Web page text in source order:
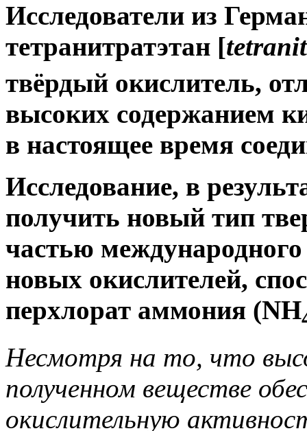
Исследователи из
тетранитратэтан [
твёрдый окислитель,
высоких содержанием
в настоящее время
Исследование, в
получить новый тип
частью
новых окислителей,
перхлорат аммония (NH
Несмотря на то, что
полученном веществе
окислительную